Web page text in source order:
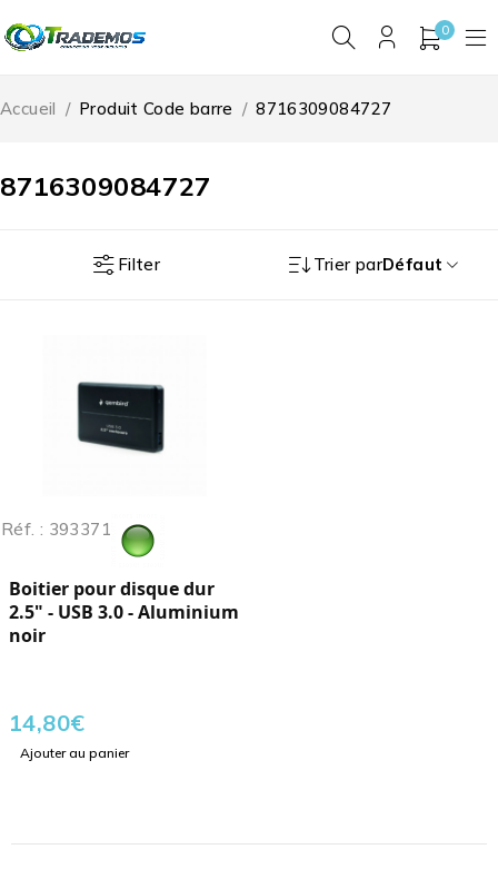
0
8716309084727
Accueil / Produit Code barre / 8716309084727
Filter Trier parDéfaut
Réf. : 393371
Boitier pour disque dur
2.5" - USB 3.0 - Aluminium
noir
14,80€
Ajouter au panier